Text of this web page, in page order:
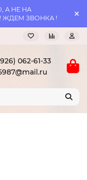
А НЕ НА
ЖДЕМ ЗВОНКА !
062-61-33